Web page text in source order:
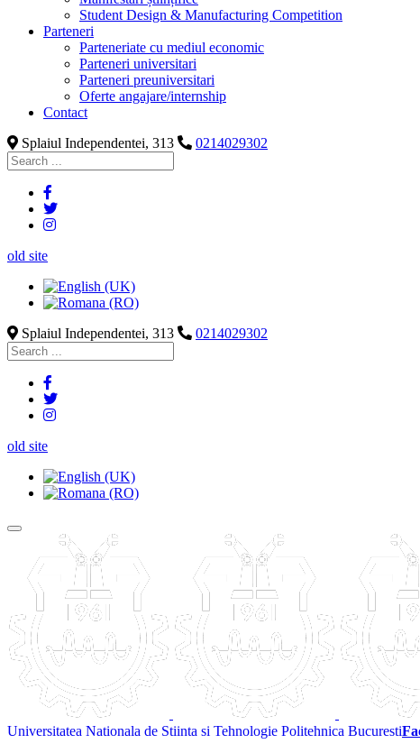
Student Design & Manufacturing Competition
Parteneri
Parteneriate cu mediul economic
Parteneri universitari
Parteneri preuniversitari
Oferte angajare/internship
Contact
Splaiul Independentei, 313
0214029302
old site
Splaiul Independentei, 313 0214029302
old site
Universitatea Nationala de Stiinta si Tehnologie Politehnica Bucuresti